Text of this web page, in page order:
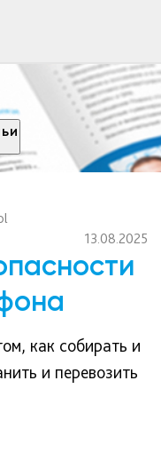
13.08.2025
как собирать и
и перевозить